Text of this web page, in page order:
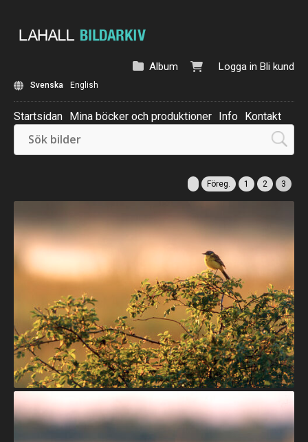
Logga in Bli kund
Album
Svenska English
Startsidan Mina böcker och produktioner Info Kontakt
Beställ: Kalender 2025
Föreg. 1 2 3